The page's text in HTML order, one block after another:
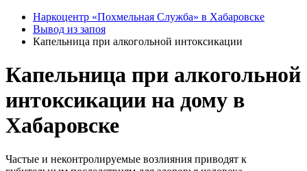
Наркоцентр «Похмельная Служба» в Хабаровске
Вывод из запоя
Капельница при алкогольной интоксикации
Капельница при алкогольной
интоксикации на дому в
Хабаровске
Частые и неконтролируемые возлияния приводят к